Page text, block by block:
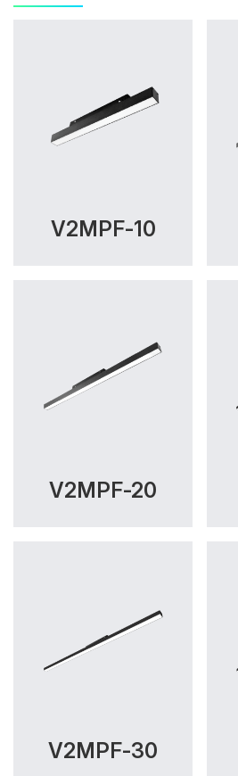
V2MPF-10
V2MPF-20
V2MPF-30